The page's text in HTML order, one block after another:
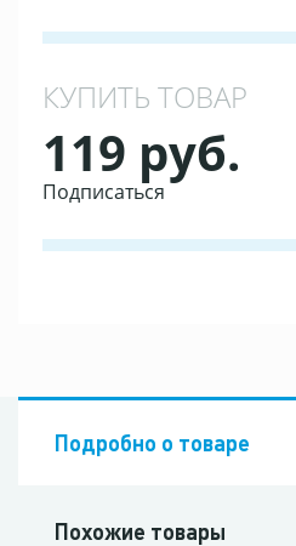
КУПИТЬ ТОВАР
119 руб.
Подписаться
Подробно о товаре
Похожие товары